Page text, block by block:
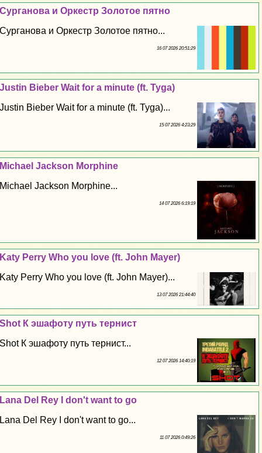
Сурганова и Оркестр Золотое пятно
Сурганова и Оркестр Золотое пятно...
16 07 2026 20:51:29
Justin Bieber Wait for a minute (ft. Tyga)
Justin Bieber Wait for a minute (ft. Tyga)...
15 07 2026 4:23:29
Michael Jackson Morphine
Michael Jackson Morphine...
14 07 2026 6:19:19
Katy Perry Who you love (ft. John Mayer)
Katy Perry Who you love (ft. John Mayer)...
13 07 2026 21:44:40
Shot К эшафоту путь тернист
Shot К эшафоту путь тернист...
12 07 2026 14:40:19
Lana Del Rey I don't want to go
Lana Del Rey I don't want to go...
11 07 2026 0:49:26